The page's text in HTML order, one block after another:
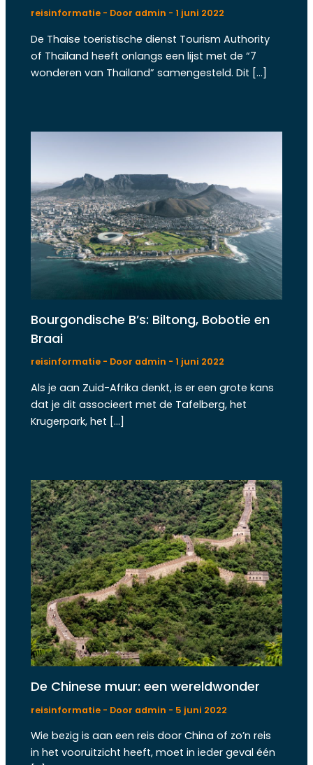
reisinformatie - Door admin - 1 juni 2022
De Thaise toeristische dienst Tourism Authority
of Thailand heeft onlangs een lijst met de “7
wonderen van Thailand” samengesteld. Dit […]
Bourgondische B’s: Biltong, Bobotie en
Braai
reisinformatie - Door admin - 1 juni 2022
Als je aan Zuid-Afrika denkt, is er een grote kans
dat je dit associeert met de Tafelberg, het
Krugerpark, het […]
De Chinese muur: een wereldwonder
reisinformatie - Door admin - 5 juni 2022
Wie bezig is aan een reis door China of zo’n reis
in het vooruitzicht heeft, moet in ieder geval één